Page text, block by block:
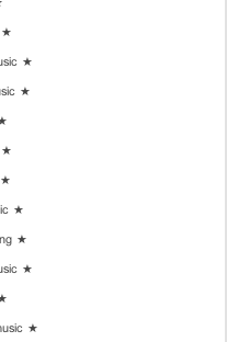
★ Children’s Music
★ Religious Music
★ Dance Music
★ Easy Listening
★ Electronic Music
★ French pop music